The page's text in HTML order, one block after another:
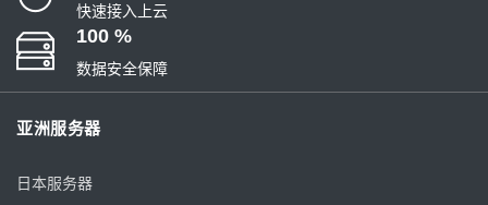
快速接入上云
100 %
数据安全保障
亚洲服务器
日本服务器